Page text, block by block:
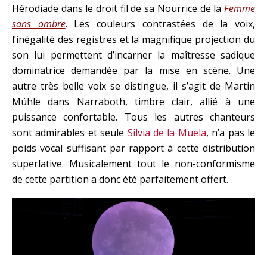
Hérodiade dans le droit fil de sa Nourrice de la Femme
sans ombre. Les couleurs contrastées de la voix,
l’inégalité des registres et la magnifique projection du
son lui permettent d’incarner la maîtresse sadique
dominatrice demandée par la mise en scène. Une
autre très belle voix se distingue, il s’agit de Martin
Mühle dans Narraboth, timbre clair, allié à une
puissance confortable. Tous les autres chanteurs
sont admirables et seule Silvia de la Muela, n’a pas le
poids vocal suffisant par rapport à cette distribution
superlative. Musicalement tout le non-conformisme
de cette partition a donc été parfaitement offert.